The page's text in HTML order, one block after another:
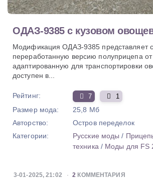
ОДАЗ-9385 с кузовом
Модификация ОДАЗ-9385 представляет
переработанную версию полуприцепа от
адаптированную для транспортировки
доступен в...
Рейтинг: 7 1
Размер мода:
25,8 Мб
Авторство:
Остров переделок
Категории:
Русские моды /
техника / Моды для FS
3-01-2025, 21:02 2 КОММЕНТАРИЯ